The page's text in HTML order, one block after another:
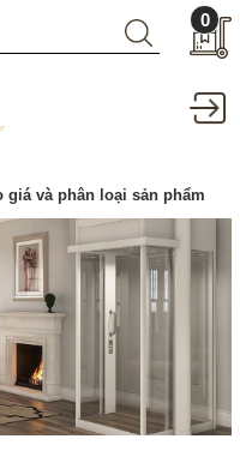
0
và phân loại sản phẩm